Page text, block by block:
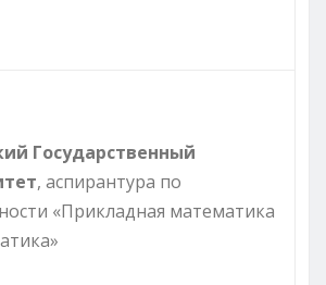
Государственный
, аспирантура по
«Прикладная математика